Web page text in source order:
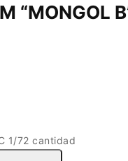
“MONGOL
1/72 cantidad